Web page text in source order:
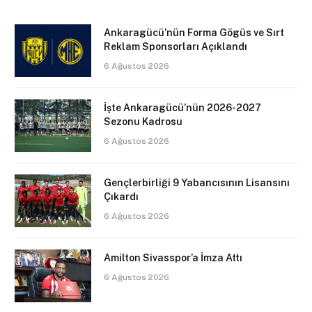
Ankaragücü’nün Forma Gögüs ve Sırt
Reklam Sponsorları Açıklandı
6 Ağustos 2026
İşte Ankaragücü’nün 2026-2027
Sezonu Kadrosu
6 Ağustos 2026
Gençlerbirliği 9 Yabancısının Lisansını
Çıkardı
6 Ağustos 2026
Amilton Sivasspor’a İmza Attı
6 Ağustos 2026